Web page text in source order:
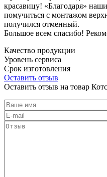
красавицу! «Благодаря»
помучиться с монтажом
получился отменный.
Большое всем спасибо!
Качество продукции
Уровень сервиса
Срок изготовления
Оставить отзыв
Оставить отзыв на товар Котс